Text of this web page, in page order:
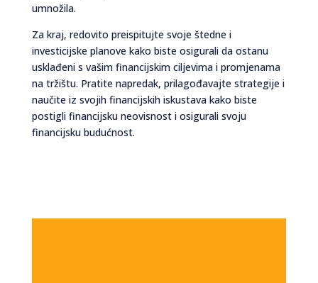
umnožila.
Za kraj, redovito preispitujte svoje štedne i
investicijske planove kako biste osigurali da ostanu
usklađeni s vašim financijskim ciljevima i promjenama
na tržištu. Pratite napredak, prilagođavajte strategije i
naučite iz svojih financijskih iskustava kako biste
postigli financijsku neovisnost i osigurali svoju
financijsku budućnost.